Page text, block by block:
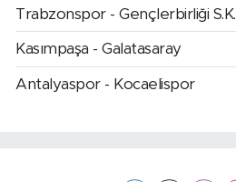
Trabzonspor - Gençlerbirliği S.K.
Kasımpaşa - Galatasaray
Antalyaspor - Kocaelispor